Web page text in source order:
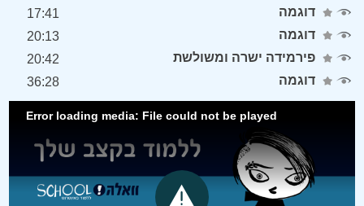
דוגמה
17:41
דוגמה
20:13
פירמידה ישרה ומשולשת
20:42
דוגמה
36:28
Error loading media: File could not be played